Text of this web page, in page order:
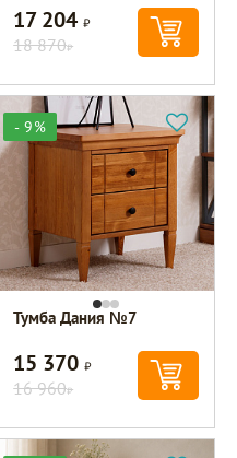
17 204Р
18 870Р
- 9%
Тумба Дания №7
15 370Р
16 960Р